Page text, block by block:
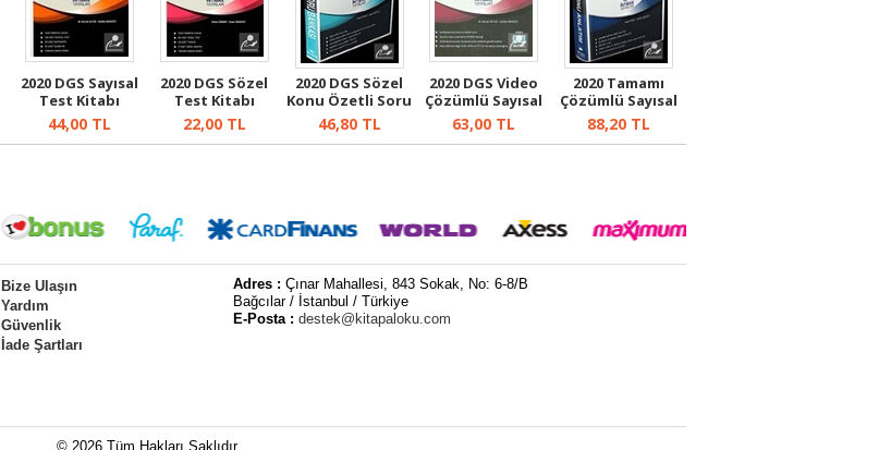
2020 DGS Sayısal
Test Kitabı
Matematik-G...
44,00 TL
2020 DGS Sözel
Test Kitabı
Türkçe- Sözel...
22,00TL
2020 DGS Sözel
Konu Özetli Soru
Bankası
46,80TL
2020 DGS Video
Çözümlü Sayısal
Soru Bank...
63,00 TL
2020 Tamamı
Çözümlü Sayısal
Konu Anlatım
88,20 TL
Bize Ulaşın
Yardım
Güvenlik
İade Şartları
Adres :Çınar Mahallesi, 843 Sokak, No: 6-8/B
Bağcılar / İstanbul / Türkiye
E-Posta :destek@kitapaloku.com
© 2026 Tüm Hakları Saklıdır